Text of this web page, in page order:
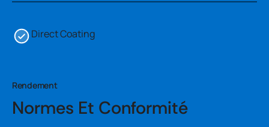
Direct Coating
Rendement
Normes Et Conformité